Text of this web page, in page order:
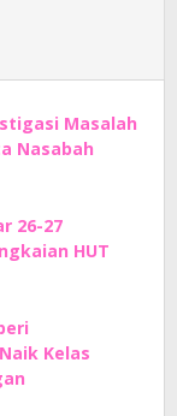
Masalah
Nasabah
26-27
HUT
Kelas